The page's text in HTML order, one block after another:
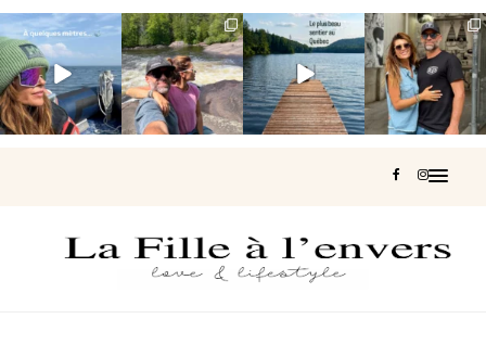
Voir une baleine
en photo, c’est
impressionnant
🐋...
Les Laurentides,
le Québec
version nature.
...
Et si je te disais
qu’il existe un
sentier où tu...
127 37
Montréal, une
très belle
surprise 🇨🇦
446